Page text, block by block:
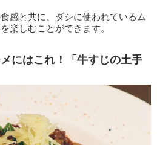
感と共に、ダシに使われているム
楽しむことができます。
にはこれ！「牛すじの土手